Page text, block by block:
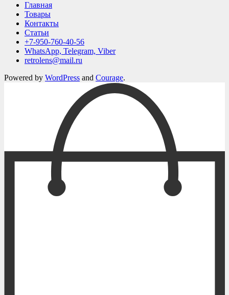
Главная
Товары
Контакты
Статьи
+7-950-760-40-56
WhatsApp, Telegram, Viber
retrolens@mail.ru
Powered by WordPress and Courage.